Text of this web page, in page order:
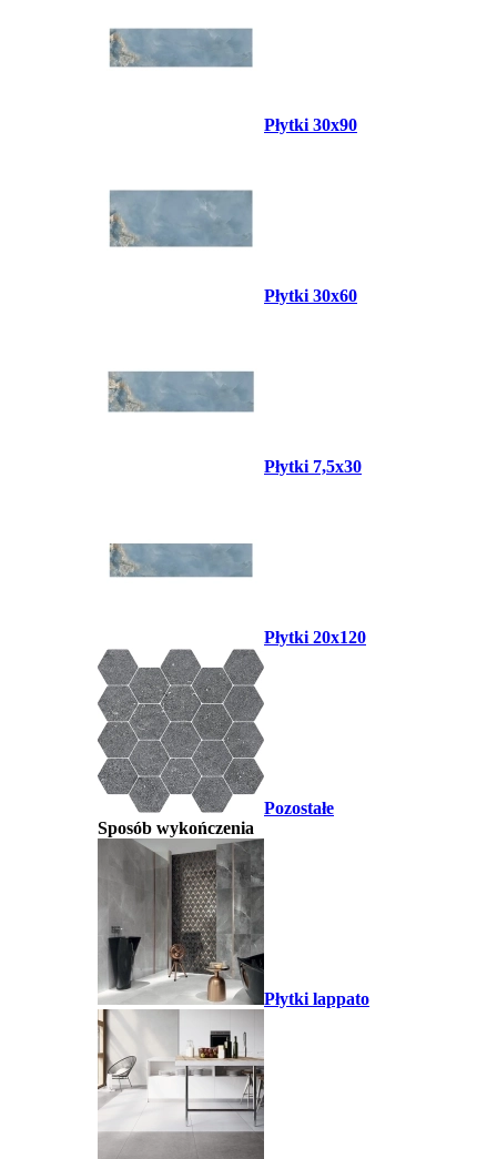
Płytki 30x90
Płytki 30x60
Płytki 7,5x30
Płytki 20x120
Pozostałe
Sposób wykończenia
Płytki lappato